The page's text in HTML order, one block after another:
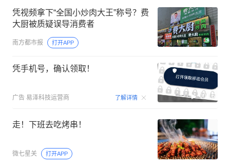
凭视频拿下“全国小炒肉大王”称号？费
大厨被质疑误导消费者
南方都市报 打开APP
凭手机号，确认领取！
广告 易泽科技运营商 了解详情 00:15
走！下班去吃烤串！
微七星关 打开APP